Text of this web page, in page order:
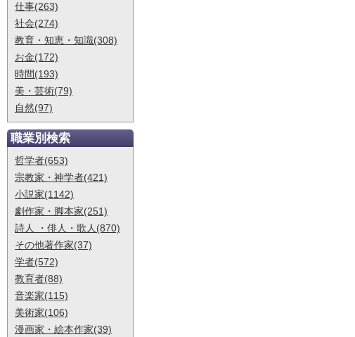
仕事(263)
社会(274)
教育・知恵・知識(308)
お金(172)
時間(193)
美・芸術(79)
自然(97)
職業別検索
哲学者(653)
宗教家・神学者(421)
小説家(1142)
劇作家・脚本家(251)
詩人 ・俳人・歌人(870)
その他著作家(37)
学者(572)
教育者(88)
音楽家(115)
美術家(106)
漫画家・絵本作家(39)